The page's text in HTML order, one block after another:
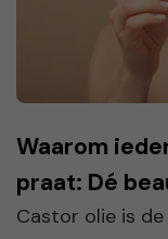
Waarom
praat: Dé
Castor olie is